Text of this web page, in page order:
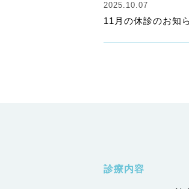
2025.10.07
11月の休診のお知
診療内容